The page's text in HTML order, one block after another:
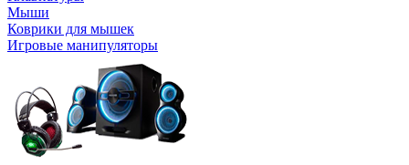
Мыши
Коврики для мышек
Игровые манипуляторы